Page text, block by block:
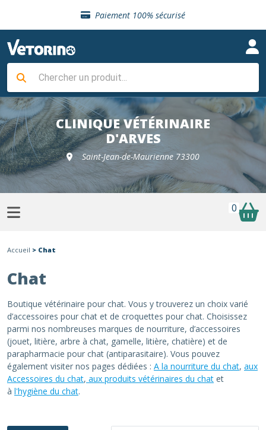
Paiement 100% sécurisé
Livraison gratuite en clinique vétérinaire
Sélection de croquettes vétérinaire
Livraison gratuite en clinique vétérinaire
Retour gratuit en clinique
Sélection de croquettes vétérinaire
CLINIQUE VÉTÉRINAIRE
D'ARVES
Saint-Jean-de-Maurienne 73300
0
Accueil > Chat
Chat
Boutique vétérinaire pour chat. Vous y trouverez un choix varié
d’accessoires pour chat et de croquettes pour chat. Choisissez
parmi nos nombreuses marques de nourriture, d’accessoires
(jouet, litière, arbre à chat, gamelle, litière, chatière) et de
parapharmacie pour chat (antiparasitaire). Vous pouvez
également visiter nos pages dédiées : A la nourriture du chat, aux
Accessoires du chat, aux produits vétérinaires du chat et
à l'hygiène du chat.